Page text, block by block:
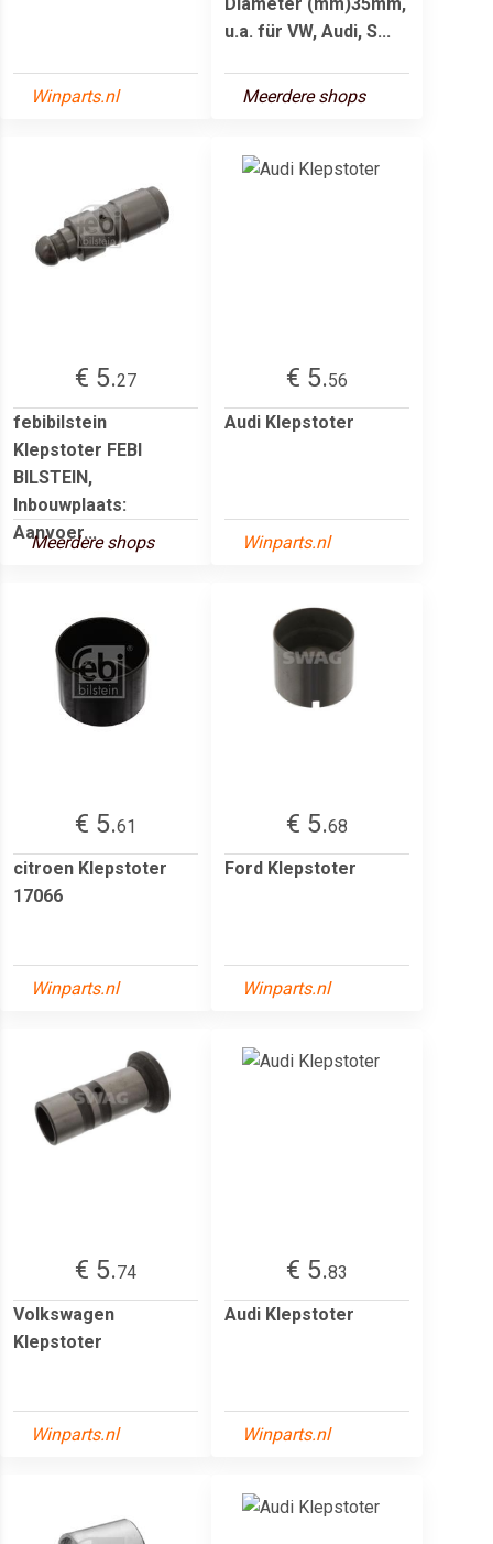
Winparts.nl
u.a. für VW, Audi, S...
Meerdere shops
€ 5.27
febibilstein
Klepstoter FEBI
BILSTEIN,
Inbouwplaats:
Aanvoer...
Meerdere shops
€ 5.56
Audi Klepstoter
Winparts.nl
€ 5.61
citroen Klepstoter
17066
Winparts.nl
€ 5.68
Ford Klepstoter
Winparts.nl
€ 5.74
Volkswagen
Klepstoter
Winparts.nl
€ 5.83
Audi Klepstoter
Winparts.nl